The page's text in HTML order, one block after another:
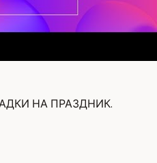
НА ПРАЗДНИК.